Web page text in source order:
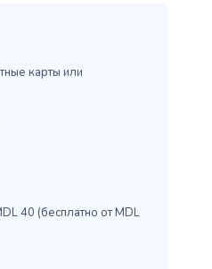
карты или
40 (бесплатно от MDL